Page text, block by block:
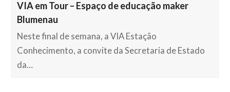
VIA em Tour – Espaço de educação maker
Blumenau
Neste final de semana, a VIA Estação
Conhecimento, a convite da Secretaria de Estado
da…